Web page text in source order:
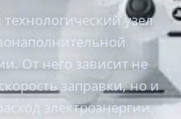
узел
От него зависит не
заправки, но и
электроэнергии,